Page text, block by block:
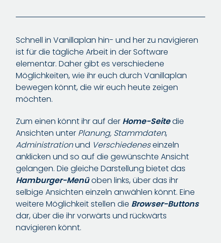
Schnell in Vanillaplan hin- und her zu navigieren
ist für die tägliche Arbeit in der Software
elementar. Daher gibt es verschiedene
Möglichkeiten, wie ihr euch durch Vanillaplan
bewegen könnt, die wir euch heute zeigen
möchten.
Zum einen könnt ihr auf der Home-Seitedie
Ansichten unter Planung, Stammdaten,
Administrationund Verschiedeneseinzeln
anklicken und so auf die gewünschte Ansicht
gelangen. Die gleiche Darstellung bietet das
Hamburger-Menüoben links, über das ihr
selbige Ansichten einzeln anwählen könnt. Eine
weitere Möglichkeit stellen die Browser-Buttons
dar, über die ihr vorwärts und rückwärts
navigieren könnt.